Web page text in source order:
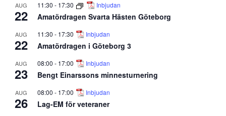
AUG
22
11:30 - 17:30 Inbjudan
Amatördragen Svarta Hästen Göteborg
AUG
22
11:30 - 17:30 Inbjudan
Amatördragen i Göteborg 3
AUG
23
08:00 - 17:00 Inbjudan
Bengt Einarssons minnesturnering
AUG
26
08:00 - 17:00 Inbjudan
Lag-EM för veteraner